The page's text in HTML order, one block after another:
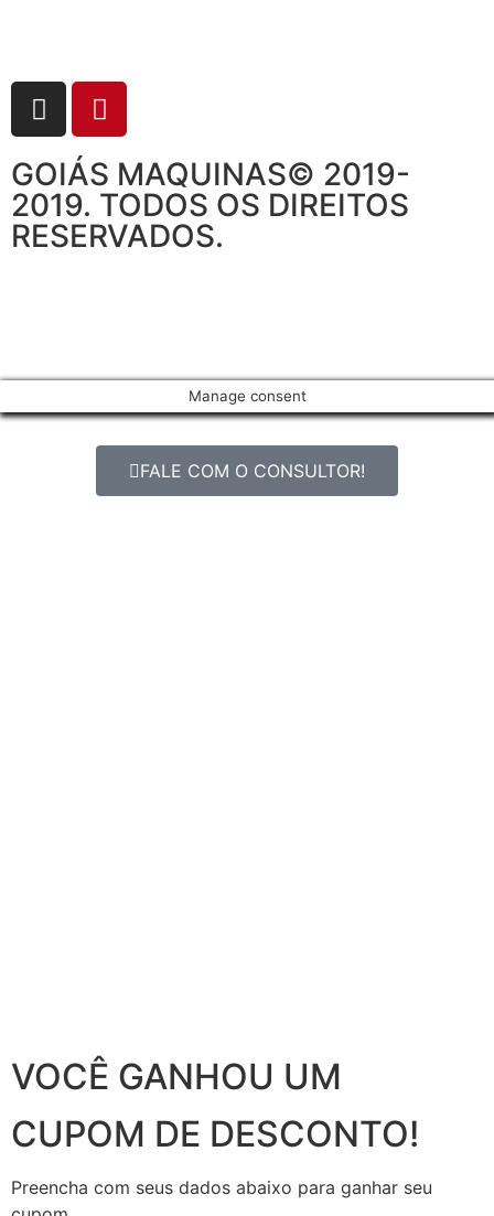
GOIÁS MAQUINAS© 2019-
2019. TODOS OS DIREITOS
RESERVADOS.
Manage consent
FALE COM O CONSULTOR!
VOCÊ GANHOU UM
CUPOM DE DESCONTO!
Preencha com seus dados abaixo para ganhar seu